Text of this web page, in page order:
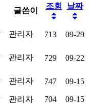
글쓴이
조회 날짜
관리자 713 09-29
관리자 729 09-22
관리자 747 09-15
관리자 704
09-15